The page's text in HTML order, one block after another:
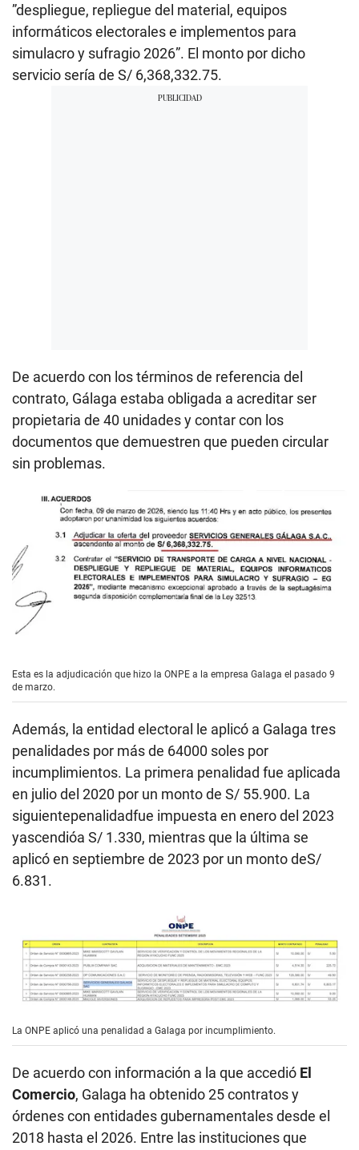
”despliegue, repliegue del material, equipos
informáticos electorales e implementos para
simulacro y sufragio 2026”. El monto por dicho
servicio sería de S/ 6,368,332.75.
De acuerdo con los términos de referencia del
contrato, Gálaga estaba obligada a acreditar ser
propietaria de 40 unidades y contar con los
documentos que demuestren que pueden circular
sin problemas.
Esta es la adjudicación que hizo la ONPE a la empresa Galaga el pasado 9
de marzo.
Además, la entidad electoral le aplicó a Galaga tres
penalidades por más de 64000 soles por
incumplimientos. La primera penalidad fue aplicada
en julio del 2020 por un monto de S/ 55.900. La
siguientepenalidadfue impuesta en enero del 2023
yascendióa S/ 1.330, mientras que la última se
aplicó en septiembre de 2023 por un monto deS/
6.831.
La ONPE aplicó una penalidad a Galaga por incumplimiento.
De acuerdo con información a la que accedió El
Comercio, Galaga ha obtenido 25 contratos y
órdenes con entidades gubernamentales desde el
2018 hasta el 2026. Entre las instituciones que